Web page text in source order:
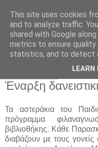
Παιδικός
Έναρξη
Τα αστεράκια του
πρόγραμμα
βιβλιοθήκης. Κάθε
διαβάζουν με τους
This site uses cookies
and to analyze traffic.
shared with Google
metrics to ensure
statistics, and to detect
LEARN